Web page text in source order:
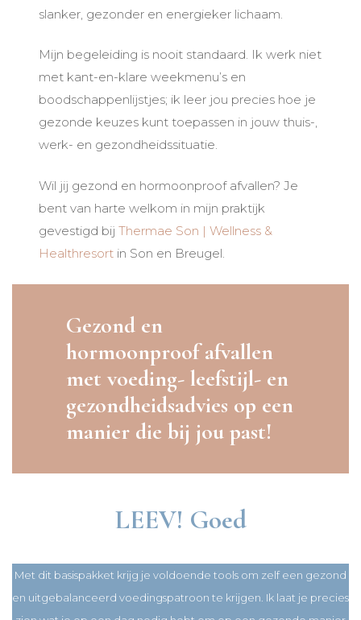
slanker, gezonder en energieker lichaam.
Mijn begeleiding is nooit standaard. Ik werk niet
met kant-en-klare weekmenu’s en
boodschappenlijstjes; ik leer jou precies hoe je
gezonde keuzes kunt toepassen in jouw thuis-,
werk- en gezondheidssituatie.
Wil jij gezond en hormoonproof afvallen? Je
bent van harte welkom in mijn praktijk
gevestigd bijThermae Son | Wellness &
Healthresort in Son en Breugel.
Gezond en
hormoonproof afvallen
met voeding- leefstijl- en
gezondheidsadvies op een
manier die bij jou past!
LEEV! Goed
Met dit basispakket krijg je voldoende tools om zelf een gezond
en uitgebalanceerd voedingspatroon te krijgen. Ik laat je precies